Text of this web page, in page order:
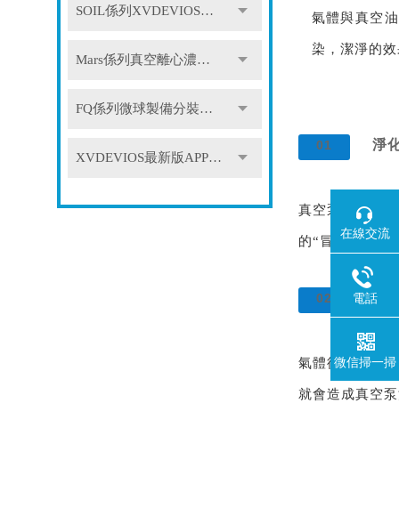
SOIL係列XVDEVIOS最新版APP下载
Mars係列真空離心濃縮儀
FQ係列微球製備分裝係統
XVDEVIOS最新版APP下载配件
氣體與真空
染，潔淨的
01 淨
真空泵排出氣
的“冒煙"，真
02 減
氣體從真空泵
就會造成真空
在線交流
電話
微信掃一掃